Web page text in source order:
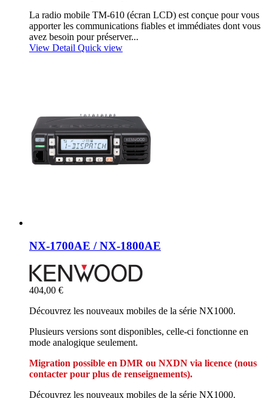
La radio mobile TM-610 (écran LCD) est conçue pour vous
apporter les communications fiables et immédiates dont vous
avez besoin pour préserver...
View Detail Quick view
NX-1700AE / NX-1800AE
404,00 €
Découvrez les nouveaux mobiles de la série NX1000.
Plusieurs versions sont disponibles, celle-ci fonctionne en
mode analogique seulement.
Migration possible en DMR ou NXDN via licence (nous
contacter pour plus de renseignements).
Découvrez les nouveaux mobiles de la série NX1000.